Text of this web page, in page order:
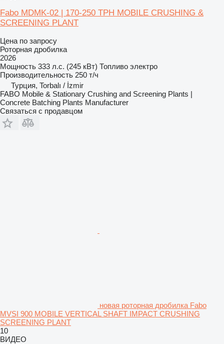
Fabo MDMK-02 | 170-250 TPH MOBILE CRUSHING &
SCREENING PLANT
Цена по запросу
Роторная дробилка
2026
Мощность 333 л.с. (245 кВт) Топливо электро
Производительность 250 т/ч
Турция, Torbalı / İzmir
FABO Mobile & Stationary Crushing and Screening Plants |
Concrete Batching Plants Manufacturer
Связаться с продавцом
новая роторная дробилка Fabo
MVSI 900 MOBILE VERTICAL SHAFT IMPACT CRUSHING
SCREENING PLANT
10
ВИДЕО